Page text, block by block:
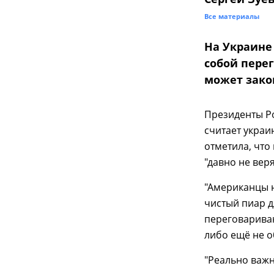
Все материалы
На
собой
может
Президенты
считает
отметила,
"давно не
"Американцы
чистый пиар
либо ещё не
"Реально